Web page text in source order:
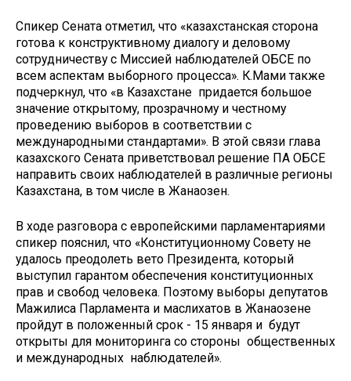
Спикер Сената отметил, что «казахстанская сторона
готова к конструктивному диалогу и деловому
сотрудничеству с Миссией наблюдателей ОБСЕ по
всем аспектам выборного процесса». К.Мами также
подчеркнул, что «в Казахстане придается большое
значение открытому, прозрачному и честному
проведению выборов в соответствии с
международными стандартами». В этой связи глава
казахского Сената приветствовал решение ПА ОБСЕ
направить своих наблюдателей в различные регионы
Казахстана, в том числе в Жанаозен.
В ходе разговора с европейскими парламентариями
спикер пояснил, что «Конституционному Совету не
удалось преодолеть вето Президента, который
выступил гарантом обеспечения конституционных
прав и свобод человека. Поэтому выборы депутатов
Мажилиса Парламента и маслихатов в Жанаозене
пройдут в положенный срок - 15 января и будут
открыты для мониторинга со стороны общественных
и международных наблюдателей».